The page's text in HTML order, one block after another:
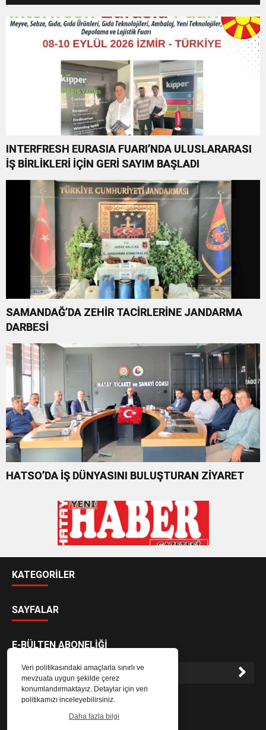
Veri politikasındaki amaçlarla sınırlı ve
mevzuata uygun şekilde çerez
konumlandırmaktayız. Detaylar için veri
politikamızı inceleyebilirsiniz.
Daha fazla bilgi
INTERFRESH EURASIA FUARI’NDA ULUSLARARASI
İŞ BİRLİKLERİ İÇİN GERİ SAYIM BAŞLADI
SAMANDAĞ’DA ZEHİR TACİRLERİNE JANDARMA
DARBESİ
HATSO’DA İŞ DÜNYASINI BULUŞTURAN ZİYARET
KATEGORİLER
SAYFALAR
E-BÜLTEN ABONELİĞİ
E-Bülten aboneliği ile haberlere daha hızlı erişin.